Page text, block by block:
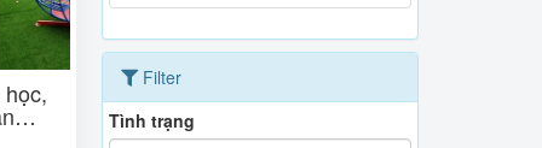
Filter
Tình trạng